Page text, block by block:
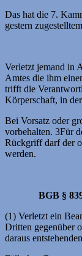
Das hat die 7.
gestern
Verletzt jemand in
Amtes die ihm
trifft die
Körperschaft, in
Bei Vorsatz oder
vorbehalten. 3Für
Rückgriff darf der
werden.
BGB §
(1) Verletzt ein
Dritten gegenüber
daraus